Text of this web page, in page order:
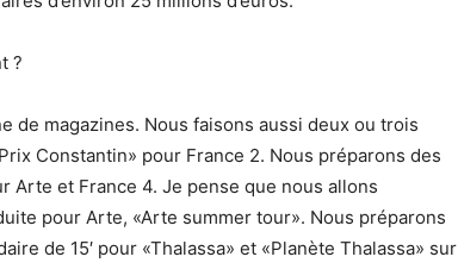
?
de magazines. Nous faisons aussi deux ou trois
Constantin» pour France 2. Nous préparons des
Arte et France 4. Je pense que nous allons
pour Arte, «Arte summer tour». Nous préparons
de 15′ pour «Thalassa» et «Planète Thalassa» sur